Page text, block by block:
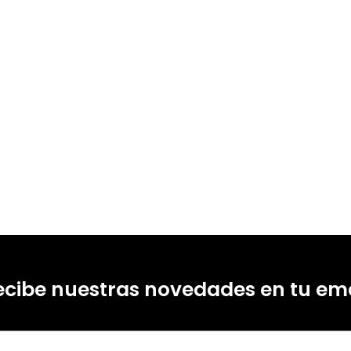
nuestras novedades en tu